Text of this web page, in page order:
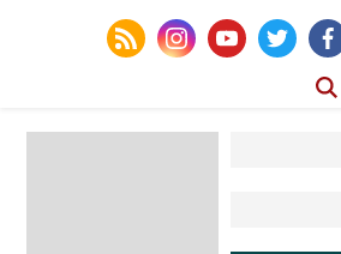
facebook
twitter
youtube
instagram
rss feed